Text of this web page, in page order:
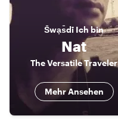
S̄wạs̄dī Ich bin
Nat
The Versatile Traveler
Mehr Ansehen